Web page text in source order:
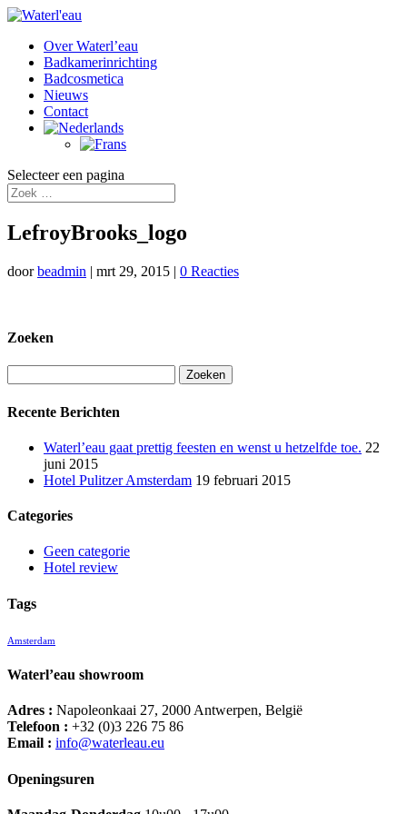
Over Waterl’eau
Badkamerinrichting
Badcosmetica
Nieuws
Contact
Selecteer een pagina
LefroyBrooks_logo
doorbeadmin | mrt 29, 2015 | 0 Reacties
Zoeken
naar:
Recente Berichten
Waterl’eau gaat prettig feesten en wenst u hetzelfde toe. 22
juni 2015
Hotel Pulitzer Amsterdam 19 februari 2015
Categories
Geen categorie
Hotel review
Tags
Amsterdam
Waterl’eau showroom
Adres : Napoleonkaai 27, 2000 Antwerpen, België
Telefoon : +32 (0)3 226 75 86
Email : info@waterleau.eu
Openingsuren